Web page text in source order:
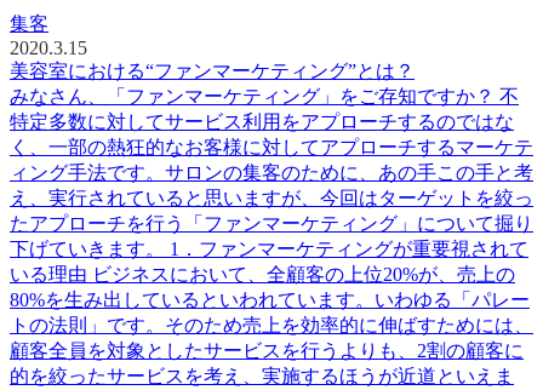
集客
2020.3.15
美容室における“ファンマーケティング”とは？
みなさん、「ファンマーケティング」をご存知ですか？ 不
特定多数に対してサービス利用をアプローチするのではな
く、一部の熱狂的なお客様に対してアプローチするマーケテ
ィング手法です。サロンの集客のために、あの手この手と考
え、実行されていると思いますが、今回はターゲットを絞っ
たアプローチを行う「ファンマーケティング」について掘り
下げていきます。 1．ファンマーケティングが重要視されて
いる理由 ビジネスにおいて、全顧客の上位20%が、売上の
80%を生み出しているといわれています。いわゆる「パレー
トの法則」です。そのため売上を効率的に伸ばすためには、
顧客全員を対象としたサービスを行うよりも、2割の顧客に
的を絞ったサービスを考え、実施するほうが近道といえま